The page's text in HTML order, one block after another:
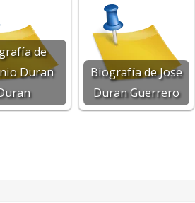
de
Duran
Biografía de Jose
Duran Guerrero